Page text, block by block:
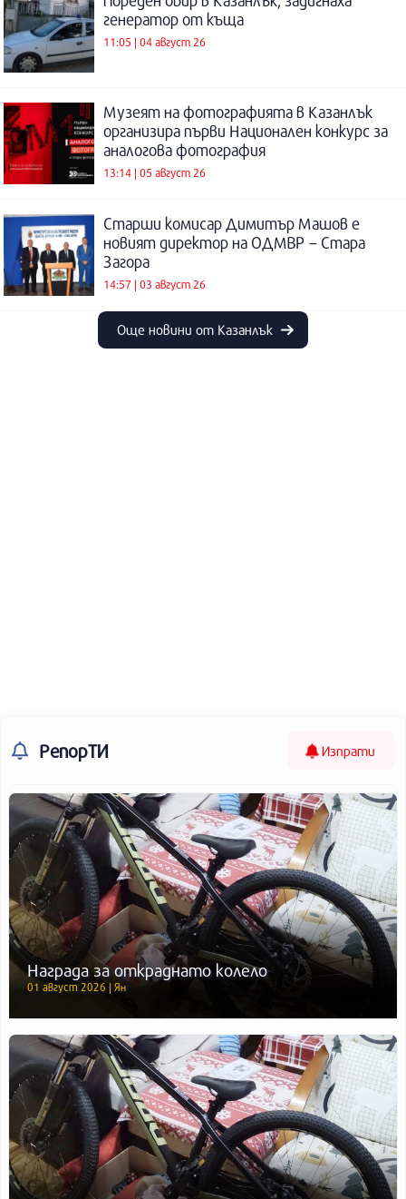
генератор от къща
11:05 | 04 август 26
Музеят на фотографията в Казанлък
организира първи Национален конкурс за
аналогова фотография
13:14 | 05 август 26
Старши комисар Димитър Машов е
новият директор на ОДМВР – Стара
Загора
14:57 | 03 август 26
Още новини от Казанлък
РепорТИ Изпрати
Награда за откраднато колело
01 август 2026 | Ян